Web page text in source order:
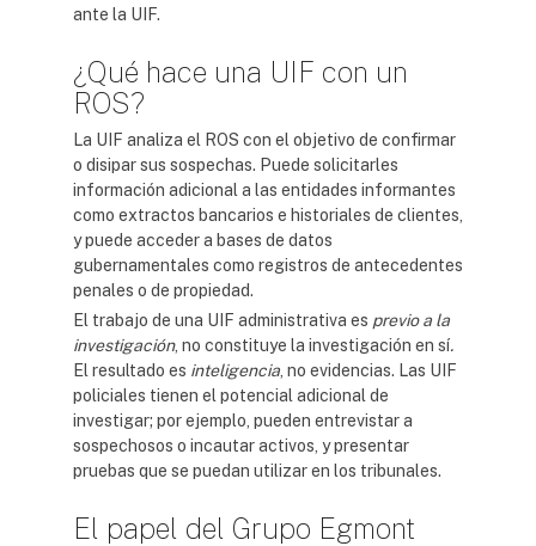
ante la UIF.
¿Qué hace una UIF con un
ROS?
La UIF analiza el ROS con el objetivo de confirmar
o disipar sus sospechas. Puede solicitarles
información adicional a las entidades informantes
como extractos bancarios e historiales de clientes,
y puede acceder a bases de datos
gubernamentales como registros de antecedentes
penales o de propiedad.
El trabajo de una UIF administrativa es previo a la
investigación, no constituye la investigación en sí.
El resultado es inteligencia , no evidencias. Las UIF
policiales tienen el potencial adicional de
investigar; por ejemplo, pueden entrevistar a
sospechosos o incautar activos, y presentar
pruebas que se puedan utilizar en los tribunales.
El papel del Grupo Egmont